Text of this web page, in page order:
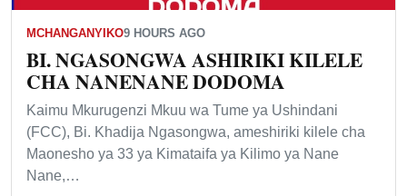
MCHANGANYIKO9 HOURS AGO
BI. NGASONGWA ASHIRIKI KILELE
CHA NANENANE DODOMA
Kaimu Mkurugenzi Mkuu wa Tume ya Ushindani
(FCC), Bi. Khadija Ngasongwa, ameshiriki kilele cha
Maonesho ya 33 ya Kimataifa ya Kilimo ya Nane
Nane,…